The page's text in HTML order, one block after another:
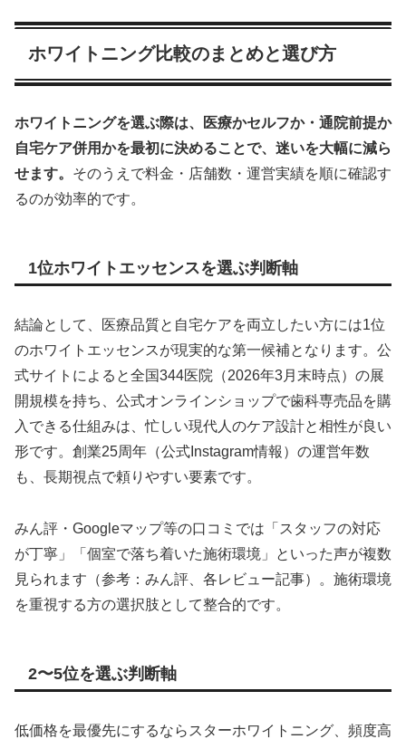
ホワイトニング比較のまとめと選び方
ホワイトニングを選ぶ際は、医療かセルフか・通院前提か
自宅ケア併用かを最初に決めることで、迷いを大幅に減ら
せます。 そのうえで料金・店舗数・運営実績を順に確認す
るのが効率的です。
1位ホワイトエッセンスを選ぶ判断軸
結論として、医療品質と自宅ケアを両立したい方には1位
のホワイトエッセンスが現実的な第一候補となります。公
式サイトによると全国344医院（2026年3月末時点）の展
開規模を持ち、公式オンラインショップで歯科専売品を購
入できる仕組みは、忙しい現代人のケア設計と相性が良い
形です。創業25周年（公式Instagram情報）の運営年数
も、長期視点で頼りやすい要素です。
みん評・Googleマップ等の口コミでは「スタッフの対応
が丁寧」「個室で落ち着いた施術環境」といった声が複数
見られます（参考：みん評、各レビュー記事）。施術環境
を重視する方の選択肢として整合的です。
2〜5位を選ぶ判断軸
低価格を最優先にするならスターホワイトニング、頻度高